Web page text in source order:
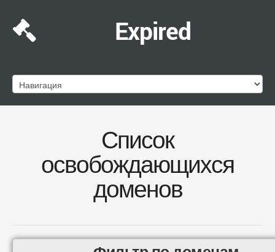
Expired
Список
освобождающихся
доменов